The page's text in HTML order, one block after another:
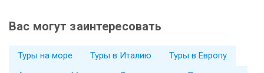
Вас могут заинтересовать
Туры на море Туры в Италию
Туры в Европу